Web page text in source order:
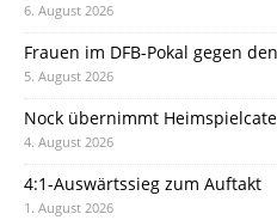
6. August 2026
Frauen im DFB-Pokal gegen
5. August 2026
Nock übernimmt
4. August 2026
4:1-Auswärtssieg zum Auftakt
1. August 2026